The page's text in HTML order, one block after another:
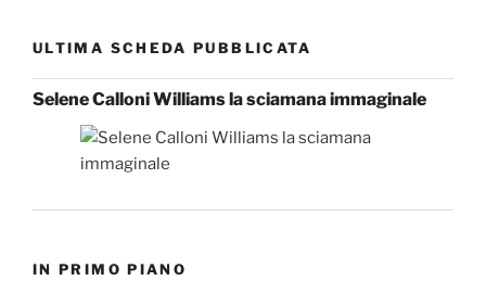
ULTIMA SCHEDA PUBBLICATA
Selene Calloni Williams la sciamana immaginale
IN PRIMO PIANO